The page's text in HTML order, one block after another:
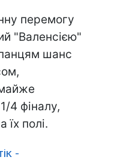
перемогу
"Валенсією"
шанс
4 фіналу,
їх полі.
-